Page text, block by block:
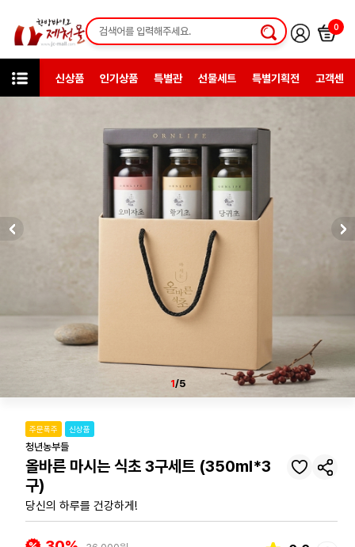
0
신상품 인기상품 특별관 선물세트 특별기획전 고객센터
1/5
주문폭주 신상품
청년농부들
올바른 마시는 식초 3구세트 (350ml*3
구)
당신의 하루를 건강하게!